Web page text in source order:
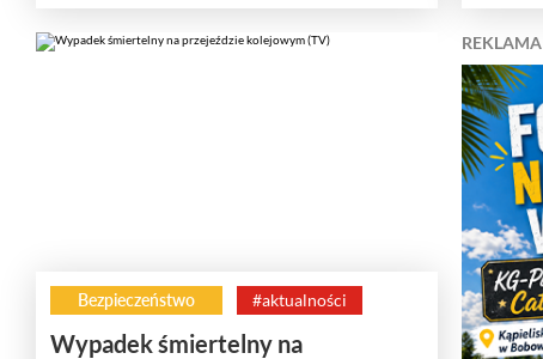
Bezpieczeństwo #aktualności
Wypadek śmiertelny na
REKLAMA